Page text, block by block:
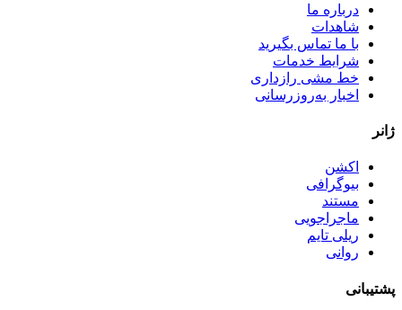
درباره ما
شاهدات
با ما تماس بگیرید
شرایط خدمات
خط مشی رازداری
اخبار به‌روزرسانی
ژانر
اکشن
بیوگرافی
مستند
ماجراجویی
ریلی تایم
روانی
پشتیبانی